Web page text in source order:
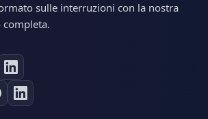
sulle interruzioni con la nostra
completa.